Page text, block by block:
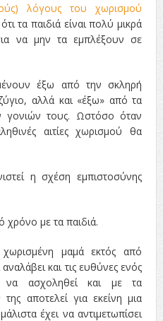
λόγους του χωρισμού
τα παιδιά είναι πολύ μικρά
να μην τα εμπλέξουν σε
έξω από την σκληρή
αλλά και «έξω» από τα
γονιών τους. Ωστόσο όταν
αιτίες χωρισμού θα
η σχέση εμπιστοσύνης
χρόνο με τα παιδιά.
μαμά εκτός από
και τις ευθύνες ενός
να ασχοληθεί και με τα
αποτελεί για εκείνη μια
έχει να αντιμετωπίσει